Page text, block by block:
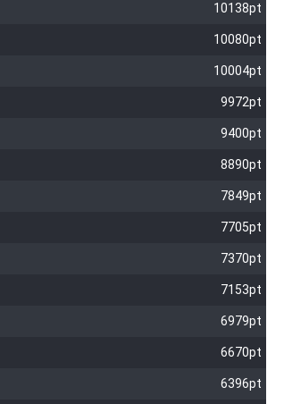
10138pt
10080pt
10004pt
9972pt
9400pt
8890pt
7849pt
7705pt
7370pt
7153pt
6979pt
6670pt
6396pt